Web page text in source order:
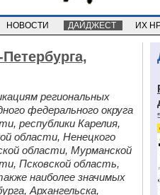
НОВОСТИ ДАЙДЖЕСТ ИХ
региональных
федерального округа
республики Карелия,
области, Ненецкого
области, Мурманской
Псковской область,
наиболее значимых
Архангельска,